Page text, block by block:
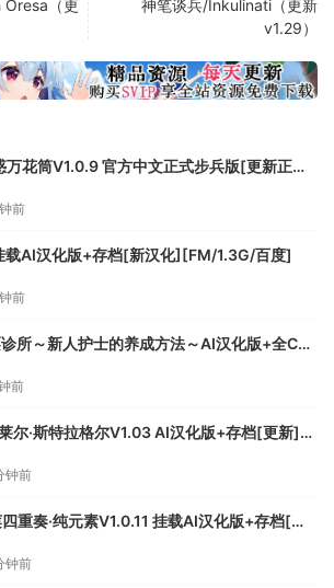
军队参与紧张刺激的RTS战斗
（Sovereign）》中，你的王庭是你可支
一。你对骑士的选择会大大影响你的能
战斗，征服你的敌人，保卫你的土地
人变成值得信赖的朋友。使用他们来建
济或者远行寻找新的财富
所有的精神需求，并在人民的教育、幸
的方式来统治世界，间谍就非常重要。间
控制权而战
设你的经济，生产有价值的商品，同时确
（更
神笔谈兵/Inkulinati（更新
v1.29）
花筒V1.0.9 官方中文正式步兵版[更新正式
前
载AI汉化版+存档[新汉化][FM/1.3G/百度]
前
所～新人护士的养成方法～AI汉化版+全CG
前
尔·斯特拉格尔V1.03 AI汉化版+存档[更新]
钟前
重奏·纯元素V1.0.11 挂载AI汉化版+存档[更
钟前